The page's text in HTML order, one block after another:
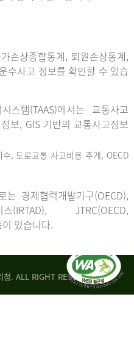
손상종합통계, 퇴원손상통계,
수사고 정보를 확인할 수 있습
스템(TAAS)에서는 교통사고
보, GIS 기반의 교통사고정보
, 도로교통 사고비용 추계, OECD
는 경제협력개발기구(OECD),
이스(IRTAD), JTRC(OECD,
있습니다.
. ALL RIGHT RESERVED